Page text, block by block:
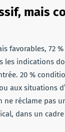
mais
favorables, 72
indications
20 %
aux situations
ne réclame pas
dans un